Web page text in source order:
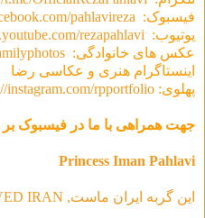
فیسبوک: pahlavireza
یوتیوب: rezapahlavi
عکس های خانوادگی:
اینستاگرام هنری و عکاسی رضا
پهلوی: instagram.com/rpportfolio
جهت همراهی با ما در فیسبوک بر
Princess Iman Pahlavi
این گربه ایران ماست, OUR BELOVED IRAN